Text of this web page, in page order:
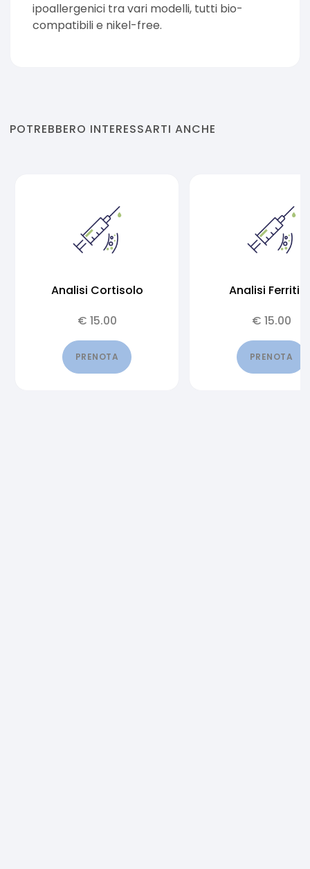
ipoallergenici tra vari modelli, tutti bio-
compatibili e nikel-free.
POTREBBERO INTERESSARTI ANCHE
Analisi Cortisolo
€ 15.00
PRENOTA
Analisi
€ 15.00
PRENOTA